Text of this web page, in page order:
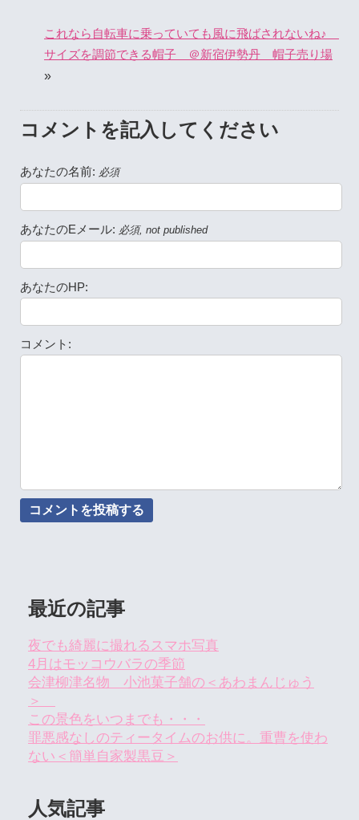
これなら自転車に乗っていても風に飛ばされないね♪
サイズを調節できる帽子 ＠新宿伊勢丹 帽子売り場
»
コメントを記入してください
あなたの名前: 必須
あなたのEメール: 必須, not published
あなたのHP:
コメント:
最近の記事
夜でも綺麗に撮れるスマホ写真
4月はモッコウバラの季節
会津柳津名物 小池菓子舗の＜あわまんじゅう
＞
この景色をいつまでも・・・
罪悪感なしのティータイムのお供に。重曹を使わ
ない＜簡単自家製黒豆＞
人気記事